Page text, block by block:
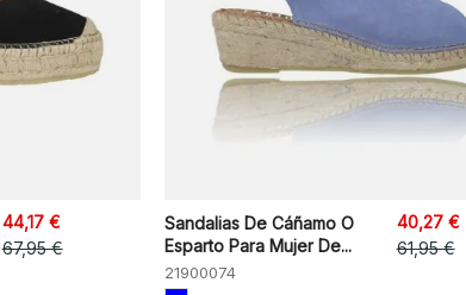
44,17 €
67,95 €
Sandalias De Cáñamo O
Esparto Para Mujer De...
21900074
40,27 €
61,95 €